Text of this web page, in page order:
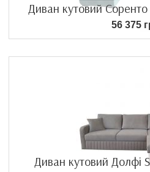
Диван кутовий
56 375
Диван кутовий Долфі